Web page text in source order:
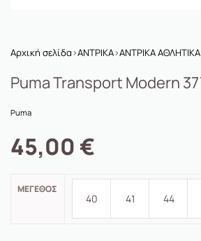
Αρχική σελίδα›ΑΝΤΡΙΚΑ›ΑΝΤΡΙΚΑ ΑΘΛΗΤΙΚΑ
Puma Transport Modern
Puma
45,00 €
ΜΈΓΕΘΟΣ
40 41 44